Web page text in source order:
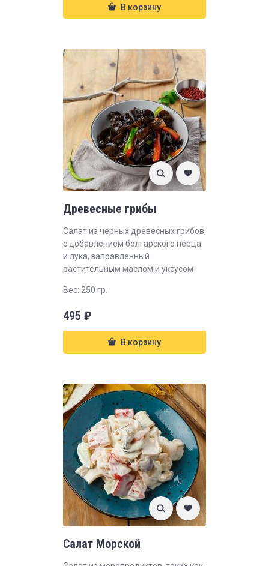
В корзину
Древесные грибы
Салат из черных древесных грибов,
с добавлением болгарского перца
и лука, заправленный
растительным маслом и уксусом
Вес: 250 гр.
495 ₽
В корзину
Салат Морской